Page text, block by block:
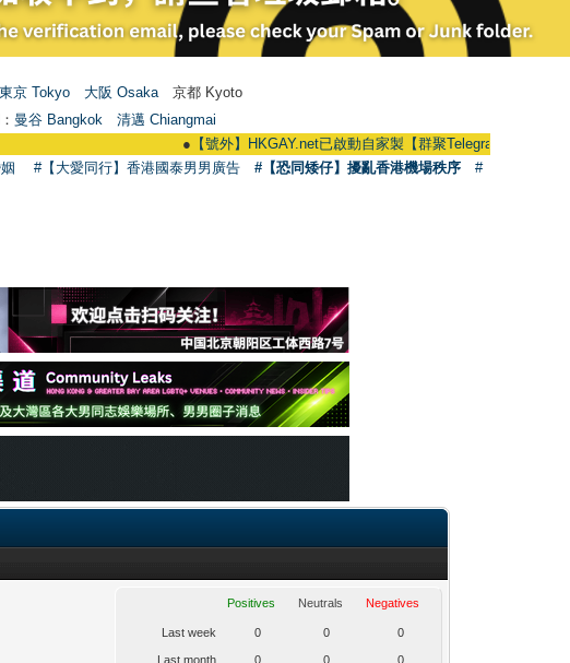
東京 Tokyo 大阪 Osaka 京都 Kyoto
曼谷 Bangkok
清邁 Chiangmai
【號外】HKGAY.net已啟動自家製【群聚Telegram群組】
#【大愛同行】香港國泰男男廣告 #【恐同矮仔】擾亂香港機場秩序
#
Positives Neutrals Negatives
Last week 0 0 0
Last month 0 0 0